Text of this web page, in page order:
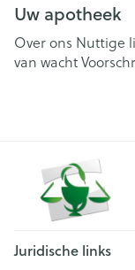
Uw apotheek
Over ons Nuttige
van wacht
Juridische links